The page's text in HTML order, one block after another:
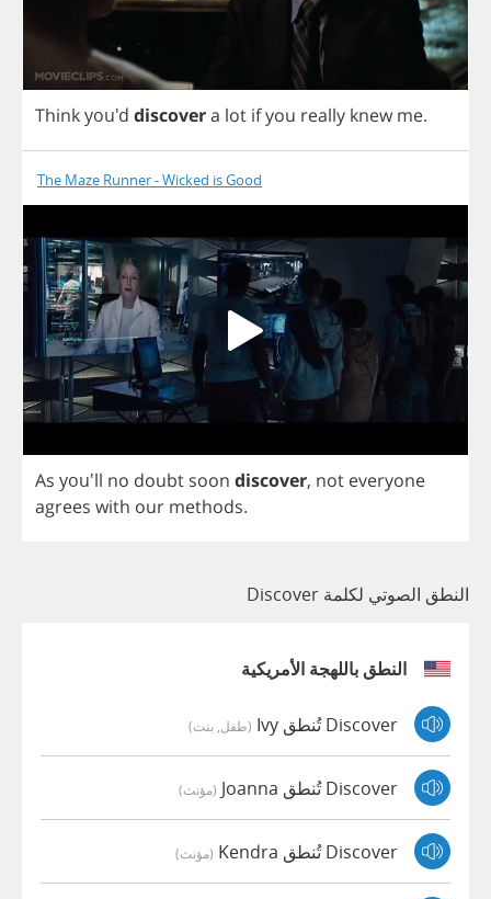
Thinkyou'd discovera lot ifyou really knew me.
The Maze Runner - Wicked is Good
As you'll no doubt soon discover, not everyone
agrees with our methods.
النطق الصوتي لكلمة Discover
النطق باللهجة الأمريكية
Discover تُنطق Ivy (طفل, بنت)
Discover تُنطق Joanna (مؤنث)
Discover تُنطق Kendra (مؤنث)